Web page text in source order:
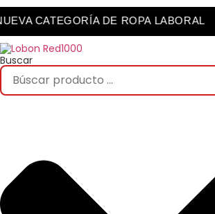
Saltar
al
contenido
NUEVA CATEGORÍA DE ROPA
Buscar